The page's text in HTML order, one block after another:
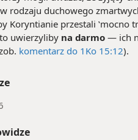
rodzaju duchowego
Koryntianie przestali ‛mocno
uwierzyliby na darmo — ich
komentarz do 1Ko 15:12).